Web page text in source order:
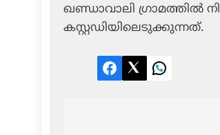
ഖണ്ഡാവാലി ഗ്രാമത്തില്‍
കസ്റ്റഡിയിലെടുക്കുന്നത്.
Facebook
TwitterLinkedIn